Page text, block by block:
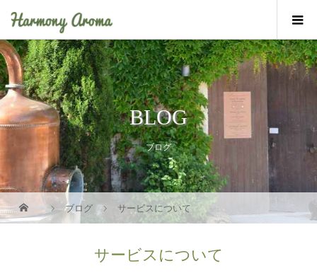
BLOG
ブログ
ブログ サービスについて
サービスについて